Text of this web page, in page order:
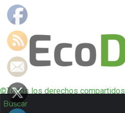
©Todos los derechos compartidos